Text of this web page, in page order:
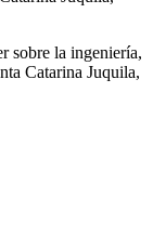
sobre la ingeniería,
Catarina Juquila,